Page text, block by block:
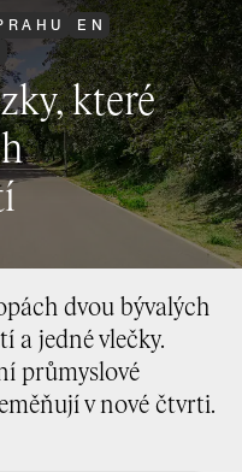
EN
které
dvou bývalých
a jedné vlečky.
průmyslové
v nové čtvrti.